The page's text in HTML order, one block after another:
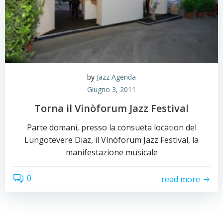
by Jazz Agenda
Giugno 3, 2011
Torna il Vinòforum Jazz Festival
Parte domani, presso la consueta location del
Lungotevere Diaz, il Vinòforum Jazz Festival, la
manifestazione musicale
0 read more